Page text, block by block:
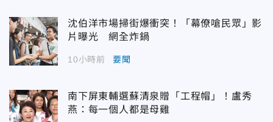
沈伯洋市場掃街爆衝突！「幕僚嗆民眾」影
片曝光 網全炸鍋
10小時前 要聞
南下屏東輔選蘇清泉贈「工程帽」！盧秀
燕：每一個人都是母雞